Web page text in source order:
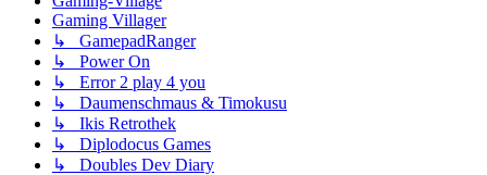
Gaming Villager
↳ GamepadRanger
↳ Power On
↳ Error 2 play 4 you
↳ Daumenschmaus & Timokusu
↳ Ikis Retrothek
↳ Diplodocus Games
↳ Doubles Dev Diary